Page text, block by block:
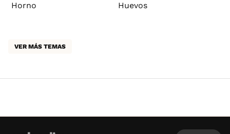
Horno Huevos
VER MÁS TEMAS